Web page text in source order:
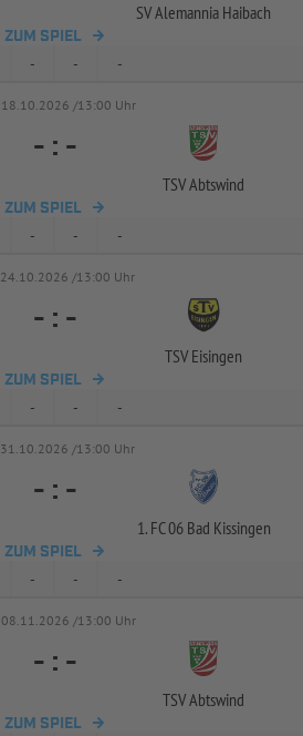
SV Alemannia Haibach
ZUM SPIEL
- - -
18.10.2026 /13:00 Uhr
- : -
TSV Abtswind
ZUM SPIEL
- - -
24.10.2026 /13:00 Uhr
- : -
TSV Eisingen
ZUM SPIEL
- - -
31.10.2026 /13:00 Uhr
- : -
1. FC 06 Bad Kissingen
ZUM SPIEL
- - -
08.11.2026 /13:00 Uhr
- : -
TSV Abtswind
ZUM SPIEL